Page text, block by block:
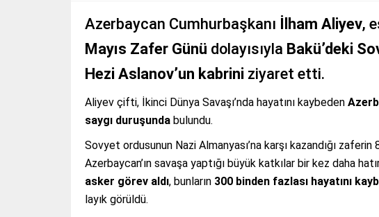
Azerbaycan Cumhurbaşkanı İlham Aliyev,
Mayıs Zafer Günü dolayısıyla Bakü’deki
Hezi Aslanov’un kabrini ziyaret etti.
Aliyev çifti, İkinci Dünya Savaşı’nda hayatını kaybeden
saygı duruşunda bulundu.
Sovyet ordusunun Nazi Almanyası’na karşı kazandığı
Azerbaycan’ın savaşa yaptığı büyük katkılar bir kez daha
asker görev aldı, bunların 300 binden fazlası hayatını
layık görüldü.